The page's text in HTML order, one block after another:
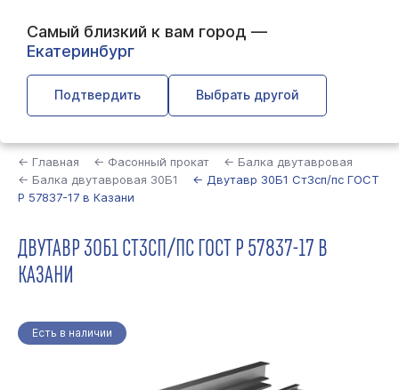
Самый близкий к вам город —
Екатеринбург
Подтвердить Выбрать другой
← Главная ← Фасонный прокат
← Балка двутавровая
← Балка двутавровая 30Б1
← Двутавр 30Б1 Ст3сп/пс ГОСТ
Р 57837-17 в Казани
ДВУТАВР 30Б1 СТ3СП/ПС ГОСТ Р 57837-17 В
КАЗАНИ
Есть в наличии